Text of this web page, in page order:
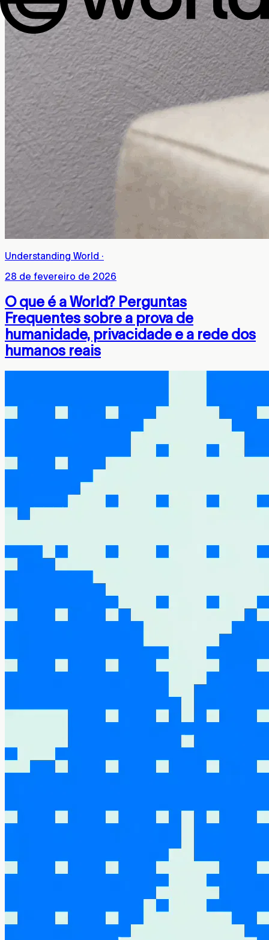
Understanding World ·
28 de fevereiro de 2026
O que é a World? Perguntas
Frequentes sobre a prova de
humanidade, privacidade e a rede dos
humanos reais